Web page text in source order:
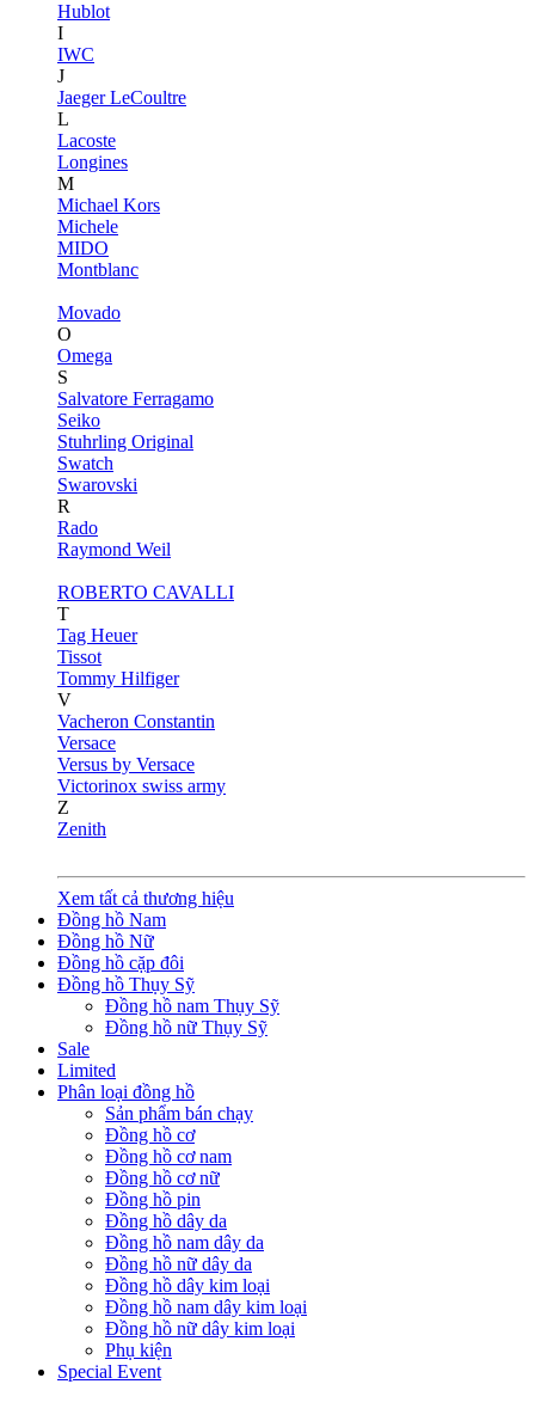
Hublot
I
IWC
J
Jaeger LeCoultre
L
Lacoste
Longines
M
Michael Kors
Michele
MIDO
Montblanc
Movado
O
Omega
S
Salvatore Ferragamo
Seiko
Stuhrling Original
Swatch
Swarovski
R
Rado
Raymond Weil
ROBERTO CAVALLI
T
Tag Heuer
Tissot
Tommy Hilfiger
V
Vacheron Constantin
Versace
Versus by Versace
Victorinox swiss army
Z
Zenith
Xem tất cả thương hiệu
Đồng hồ Nam
Đồng hồ Nữ
Đồng hồ cặp đôi
Đồng hồ Thụy Sỹ
Đồng hồ nam Thụy Sỹ
Đồng hồ nữ Thụy Sỹ
Sale
Limited
Phân loại đồng hồ
Sản phẩm bán chạy
Đồng hồ cơ
Đồng hồ cơ nam
Đồng hồ cơ nữ
Đồng hồ pin
Đồng hồ dây da
Đồng hồ nam dây da
Đồng hồ nữ dây da
Đồng hồ dây kim loại
Đồng hồ nam dây kim loại
Đồng hồ nữ dây kim loại
Phụ kiện
Special Event